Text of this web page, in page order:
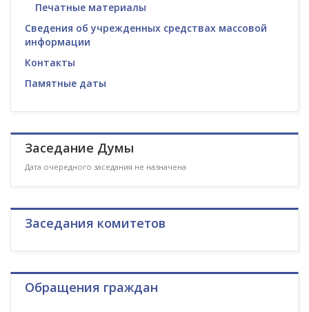
Печатные материалы
Сведения об учрежденных средствах массовой
информации
Контакты
Памятные даты
Заседание Думы
Дата очередного заседания не назначена
Заседания комитетов
Обращения граждан